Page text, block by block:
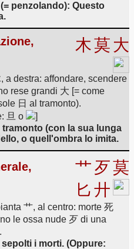
penzolando): Questo
木莫 大
a destra: affondare, scendere
rese grandi 大 [= come
日 al tramonto).
旦 o
]
tramonto (con la sua lunga
o quell'ombra lo imita.
艹歹莫
匕廾
艹, al centro: morte 死
le ossa nude 歹 di una
i morti. (Oppure: